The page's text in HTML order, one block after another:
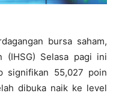
bursa saham,
(IHSG) Selasa pagi ini
signifikan 55,027 poin
dibuka naik ke level